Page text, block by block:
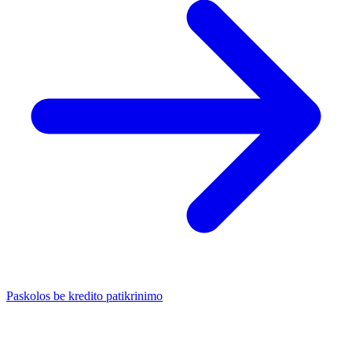
Paskolos be kredito patikrinimo